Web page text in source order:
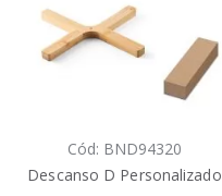
Cód: BND94320
Descanso D Personalizado